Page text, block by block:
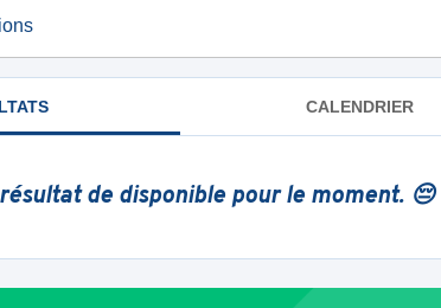
CALENDRIER
de disponible pour le moment. 😔